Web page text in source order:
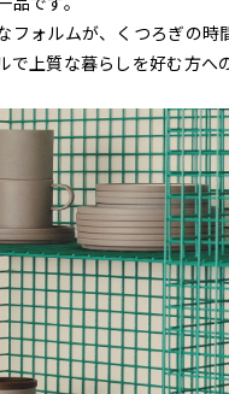
フォルムが、くつろぎの
で上質な暮らしを好む方へ